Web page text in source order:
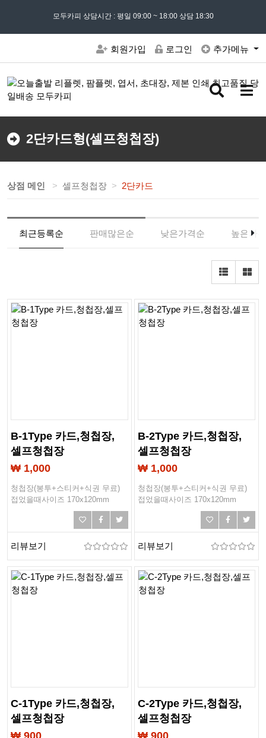
모든 문의는02) 302 - 7797및 ' 견적문의 ' 게시판을 이용해주세요
모두카피 상담시간 : 평일 09:00 ~ 18:00 상담 18:30
회원가입 로그인 추가메뉴
검
버
메
버
2단카드형(셀프청첩장)
상점 메인 셀프청첩장 2단카드
최근등록순 판매많은순 낮은가격순 높은가
B-1Type 카드,청첩장,
셀프청첩장
₩ 1,000
청첩장(봉투+스티커+식권 무료)
접었을때사이즈 170x120mm
작업사이즈 243x173mm
봉투사이즈 190x120mm
리뷰보기
B-2Type 카드,청첩장,
셀프청첩장
₩ 1,000
청첩장(봉투+스티커+식권 무료)
접었을때사이즈 170x120mm
작업사이즈 243x173mm
봉투사이즈 190x120mm
리뷰보기
C-1Type 카드,청첩장,
셀프청첩장
₩ 900
C-2Type 카드,청첩장,
셀프청첩장
₩ 900